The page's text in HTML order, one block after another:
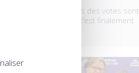
Les résultats des votes sont
tombés, et c’est finalement